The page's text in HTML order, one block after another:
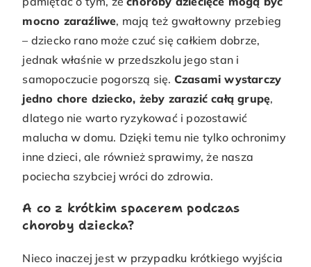
mocno zaraźliwe, mają też gwałtowny przebieg
– dziecko rano może czuć się całkiem dobrze,
jednak właśnie w przedszkolu jego stan i
samopoczucie pogorszą się. Czasami wystarczy
jedno chore dziecko, żeby zarazić całą grupę,
dlatego nie warto ryzykować i pozostawić
malucha w domu. Dzięki temu nie tylko ochronimy
inne dzieci, ale również sprawimy, że nasza
pociecha szybciej wróci do zdrowia.
A co z krótkim spacerem podczas
choroby dziecka?
Nieco inaczej jest w przypadku krótkiego wyjścia